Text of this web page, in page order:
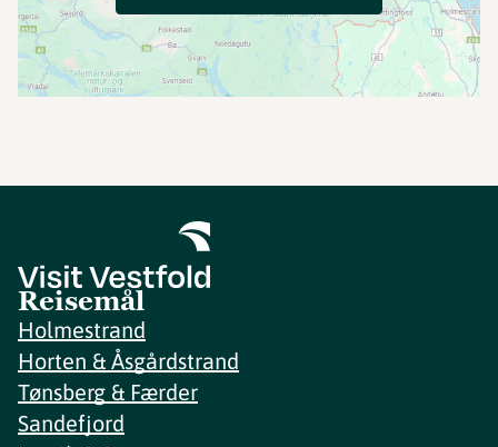
Reisemål
Holmestrand
Horten & Åsgårdstrand
Tønsberg & Færder
Sandefjord